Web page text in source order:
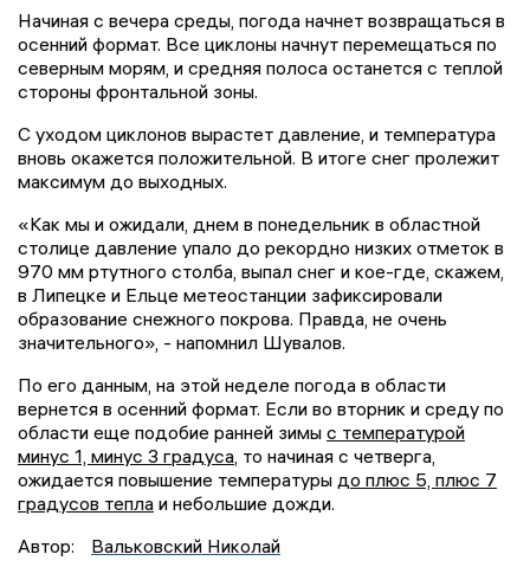
Начиная с вечера среды, погода начнет возвращаться в
осенний формат. Все циклоны начнут перемещаться по
северным морям, и средняя полоса останется с теплой
стороны фронтальной зоны.
С уходом циклонов вырастет давление, и температура
вновь окажется положительной. В итоге снег пролежит
максимум до выходных.
«Как мы и ожидали, днем в понедельник в областной
столице давление упало до рекордно низких отметок в
970 мм ртутного столба, выпал снег и кое-где, скажем,
в Липецке и Ельце метеостанции зафиксировали
образование снежного покрова. Правда, не очень
значительного», - напомнил Шувалов.
По его данным, на этой неделе погода в области
вернется в осенний формат. Если во вторник и среду по
области еще подобие ранней зимы с температурой
минус 1, минус 3 градуса, то начиная с четверга,
ожидается повышение температуры до плюс 5, плюс 7
градусов тепла и небольшие дожди.
Автор:
Вальковский Николай